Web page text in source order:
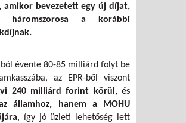
amikor bevezetett egy új díjat,
háromszorosa a korábbi
évente 80-85 milliárd folyt be
az EPR-ből viszont
240 milliárd forint körül, és
államhoz, hanem a MOHU
, így jó üzleti lehetőség lett